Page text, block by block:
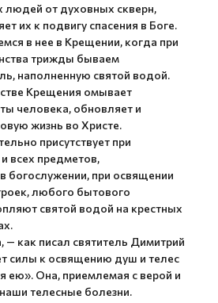
от духовных скверн,
их к подвигу спасения в Боге.
в нее в Крещении, когда при
трижды бываем
наполненную святой водой.
Крещения омывает
человека, обновляет и
жизнь во Христе.
присутствует при
всех предметов,
богослужении, при освящении
любого бытового
святой водой на крестных
как писал святитель Димитрий
силы к освящению душ и телес
ею». Она, приемлемая с верой и
телесные болезни.